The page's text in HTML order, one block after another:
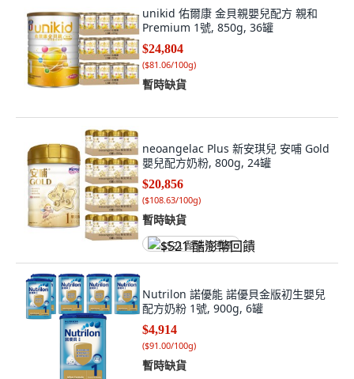
unikid 佑爾康 金貝親嬰兒配方 親和
Premium 1號, 850g, 36罐
$24,804
($81.06/100g)
暫時缺貨
neoangelac Plus 新安琪兒 安哺 Gold
嬰兒配方奶粉, 800g, 24罐
$20,856
($108.63/100g)
暫時缺貨
$521 酷澎幣回饋
Nutrilon 諾優能 諾優貝金版初生嬰兒
配方奶粉 1號, 900g, 6罐
$4,914
($91.00/100g)
暫時缺貨